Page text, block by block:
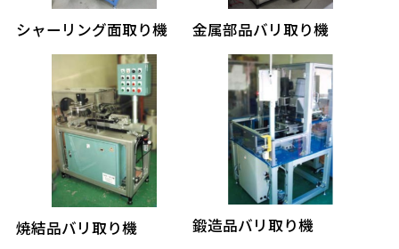
シャーリング面取り機 金属部品バリ取り機
焼結品バリ取り機 鍛造品バリ取り機